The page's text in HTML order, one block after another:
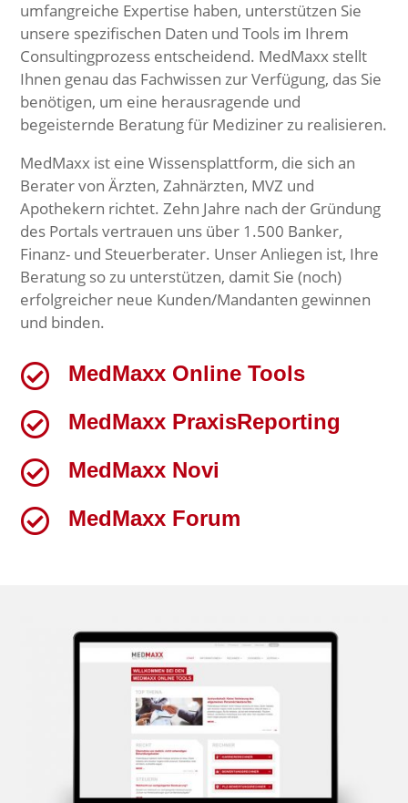
umfangreiche Expertise haben, unterstützen Sie
unsere spezifischen Daten und Tools im Ihrem
Consultingprozess entscheidend. MedMaxx stellt
Ihnen genau das Fachwissen zur Verfügung, das Sie
benötigen, um eine herausragende und
begeisternde Beratung für Mediziner zu realisieren.
MedMaxx ist eine Wissensplattform, die sich an
Berater von Ärzten, Zahnärzten, MVZ und
Apothekern richtet. Zehn Jahre nach der Gründung
des Portals vertrauen uns über 1.500 Banker,
Finanz- und Steuerberater. Unser Anliegen ist, Ihre
Beratung so zu unterstützen, damit Sie (noch)
erfolgreicher neue Kunden/Mandanten gewinnen
und binden.
 MedMaxx Online Tools
 MedMaxx PraxisReporting
 MedMaxx Novi
 MedMaxx Forum